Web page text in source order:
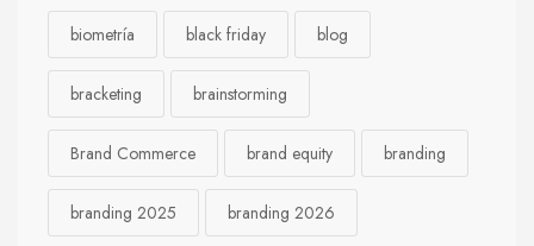
biometría black friday blog
bracketing brainstorming
Brand Commerce brand equity branding
branding 2025 branding 2026